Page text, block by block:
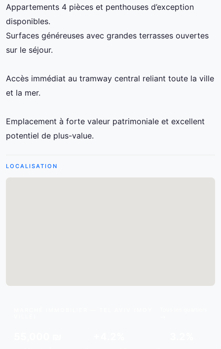
Appartements 4 pièces et penthouses d’exception
disponibles.
Surfaces généreuses avec grandes terrasses ouvertes
sur le séjour.
Accès immédiat au tramway central reliant toute la ville
et la mer.
Emplacement à forte valeur patrimoniale et excellent
potentiel de plus-value.
LOCALISATION